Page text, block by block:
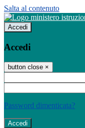
Salta al contenuto
Accedi
Accedi
button close ×
Password dimenticata?